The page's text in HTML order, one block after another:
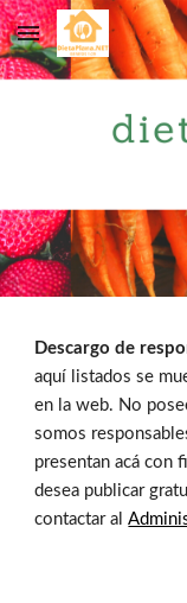
Skip to main content
Descargo de
aquí listados se
en la web. No
somos
presentan acá con
desea publicar
contactar al